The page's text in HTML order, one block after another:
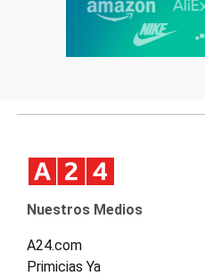
Nuestros Medios
A24.com
Primicias Ya